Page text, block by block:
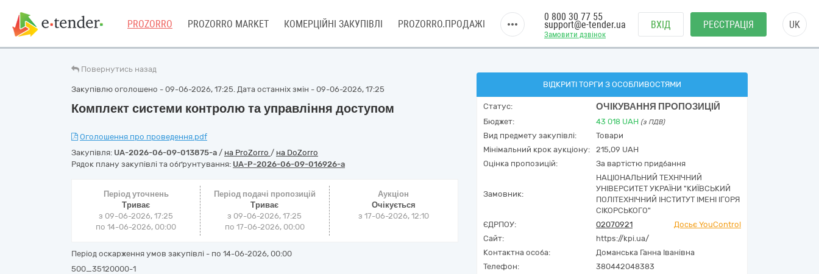
PROZORRO PROZORRO MARKET КОМЕРЦІЙНІ ЗАКУПІВЛІ PROZORRO.ПРОДАЖІ
Замовити дзвінок
0 800 30 77 55
support@e-tender.ua ВХІД РЕЄСТРАЦІЯ UK
Повернутись назад
Закупівлю оголошено - 09-06-2026, 17:25. Дата останніх змін - 09-06-2026, 17:25
Комплект системи контролю та управління доступом
Оголошення про проведення.pdf
Закупівля: UA-2026-06-09-013875-a / на ProZorro / на DoZorro
Рядок плану закупівлі та обґрунтування: UA-P-2026-06-09-016926-a
Період уточнень
Триває
з 09-06-2026, 17:25
по 14-06-2026, 00:00
Період подачі пропозицій
Триває
з 09-06-2026, 17:25
по 17-06-2026, 00:00
Аукціон
Очікується
з 17-06-2026, 12:10
Період оскарження умов закупівлі - по 14-06-2026, 00:00
500_35120000-1
ВІДКРИТІ ТОРГИ З ОСОБЛИВОСТЯМИ
Статус: ОЧІКУВАННЯ ПРОПОЗИЦІЙ
Бюджет: 43 018 UAH (з ПДВ)
Вид предмету закупівлі:
Товари
Мінімальний крок аукціону:
215,09 UAH
Оцінка пропозицій:
За вартістю придбання
Замовник:
НАЦІОНАЛЬНИЙ ТЕХНІЧНИЙ
УНІВЕРСИТЕТ УКРАЇНИ "КИЇВСЬКИЙ
ПОЛІТЕХНІЧНИЙ ІНСТИТУТ ІМЕНІ ІГОРЯ
СІКОРСЬКОГО"
ЄДРПОУ:
02070921
Досьє YouControl
Сайт:
https://kpi.ua/
Контактна особа:
Доманська Ганна Іванівна
Телефон:
380442048383